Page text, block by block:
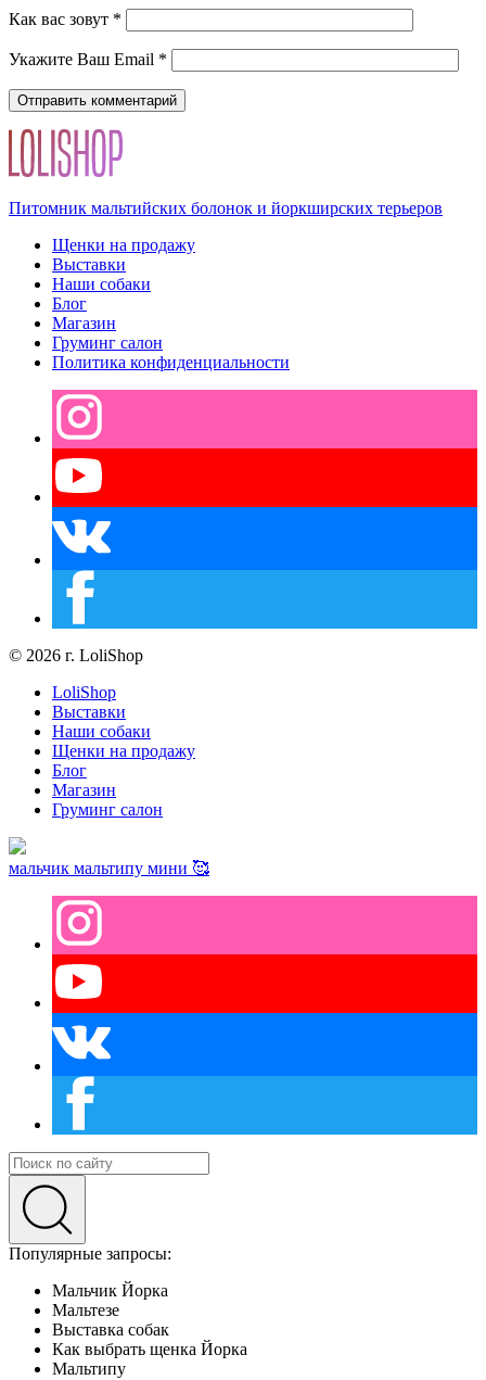
Как вас зовут *
Укажите Ваш Email *
Питомник мальтийских болонок и йоркширских терьеров
Щенки на продажу
Выставки
Наши собаки
Блог
Магазин
Груминг салон
Политика конфиденциальности
© 2026 г. LoliShop
LoliShop
Выставки
Наши собаки
Щенки на продажу
Блог
Магазин
Груминг салон
мальчик мальтипу мини 🥰
Популярные запросы:
Мальчик Йорка
Мальтезе
Выставка собак
Как выбрать щенка Йорка
Мальтипу